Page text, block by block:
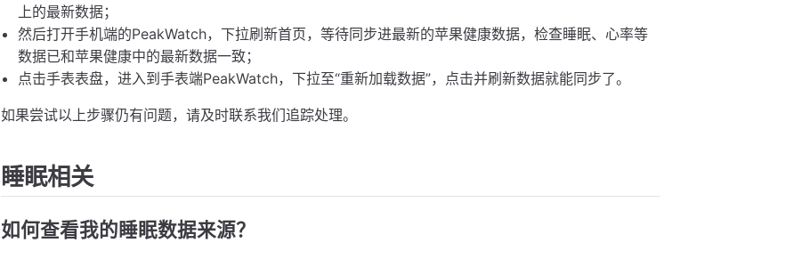
上的最新数据；
然后打开手机端的PeakWatch，下拉刷新首页，等待同步进最新的苹果健康数据，检查睡眠、心率等
数据已和苹果健康中的最新数据一致；
点击手表表盘，进入到手表端PeakWatch，下拉至“重新加载数据”，点击并刷新数据就能同步了。
如果尝试以上步骤仍有问题，请及时联系我们追踪处理。
睡眠相关
如何查看我的睡眠数据来源？